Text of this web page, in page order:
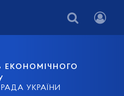
ЕКОНОМІЧНОГО
УКРАЇНИ